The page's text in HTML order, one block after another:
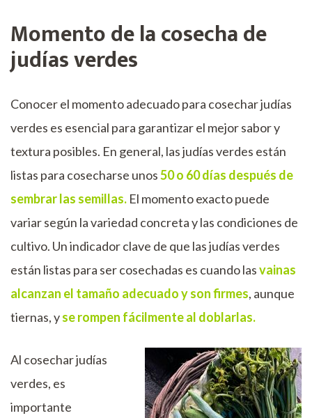
Momento de la cosecha de
judías verdes
Conocer el momento adecuado para cosechar judías
verdes es esencial para garantizar el mejor sabor y
textura posibles. En general, las judías verdes están
listas para cosecharse unos50 o 60 días después de
sembrar las semillas. El momento exacto puede
variar según la variedad concreta y las condiciones de
cultivo. Un indicador clave de que las judías verdes
están listas para ser cosechadas es cuando lasvainas
alcanzan el tamaño adecuado y son firmes, aunque
tiernas, yse rompen fácilmente al doblarlas.
Al cosechar judías
verdes, es
importante